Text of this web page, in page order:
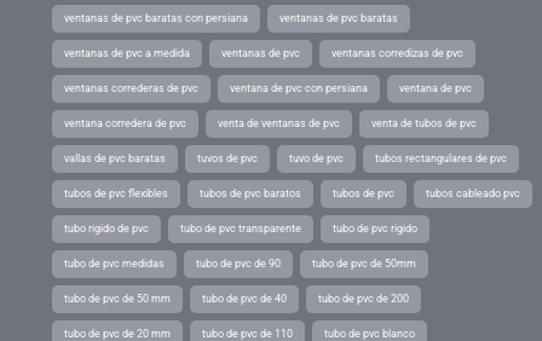
ventanas de pvc baratas con persiana ventanas de pvc baratas
ventanas de pvc a medida ventanas de pvc ventanas corredizas de pvc
ventanas correderas de pvc ventana de pvc con persiana ventana de pvc
ventana corredera de pvc venta de ventanas de pvc venta de tubos de pvc
vallas de pvc baratas tuvos de pvc tuvo de pvc tubos rectangulares de pvc
tubos de pvc flexibles tubos de pvc baratos tubos de pvc tubos cableado pvc
tubo rigido de pvc tubo de pvc transparente tubo de pvc rigido
tubo de pvc medidas tubo de pvc de 90 tubo de pvc de 50mm
tubo de pvc de 50 mm tubo de pvc de 40 tubo de pvc de 200
tubo de pvc de 20 mm tubo de pvc de 110 tubo de pvc blanco